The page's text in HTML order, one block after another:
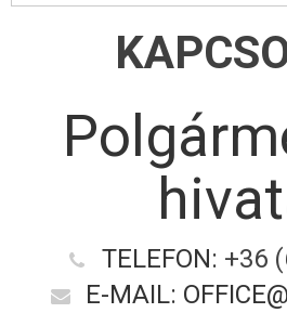
TELEFON: +36
E-MAIL: